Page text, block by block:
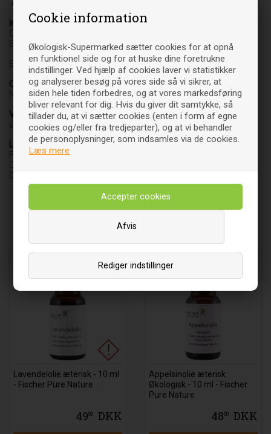
Cookie information
Økologisk-Supermarked sætter cookies for at opnå
en funktionel side og for at huske dine foretrukne
indstillinger. Ved hjælp af cookies laver vi statistikker
og analyserer besøg på vores side så vi sikrer, at
siden hele tiden forbedres, og at vores markedsføring
bliver relevant for dig. Hvis du giver dit samtykke, så
tillader du, at vi sætter cookies (enten i form af egne
cookies og/eller fra tredjeparter), og at vi behandler
de personoplysninger, som indsamles via de cookies.
Læs mere
Rediger indstillinger
Afvis
Ingredienser
Cymbopogon Flexuosus Oil*, Citral, Geraniol, Linalool, Limonene,
Eugenol
Er der angivet en * ved en ingrediens, er den 100% økologisk
Oprindelsesland
Nepal.
Varebetegnelse
Økologisk æterisk olie
Leverandør
Fischer Pure Nature ApS
Danstrupvej 27 D
DK-3480 Fredensborg
Lavendelolie æterisk - 10 ml
- Fischer Pure Nature
4900 DKK
Appelsinolie æterisk
Økologisk - 10 ml - Fischer
Pure Nature
4800 DKK